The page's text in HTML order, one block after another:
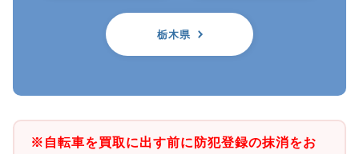
栃木県
※自転車を買取に出す前に防犯登録の抹消をお